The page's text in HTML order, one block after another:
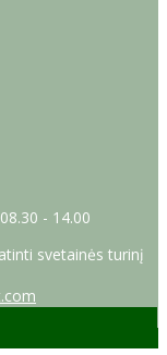
- 14.00
svetainės turinį